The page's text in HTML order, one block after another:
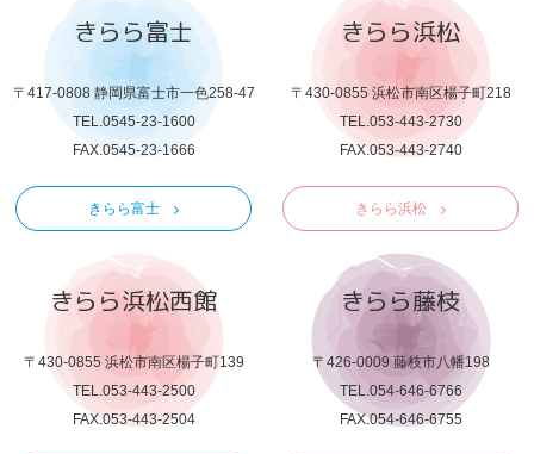
きらら富士
〒417-0808 静岡県富士市一色258-47
TEL.0545-23-1600
FAX.0545-23-1666
きらら富士
きらら浜松
〒430-0855 浜松市南区楊子町218
TEL.053-443-2730
FAX.053-443-2740
きらら浜松
きらら浜松西館
〒430-0855 浜松市南区楊子町139
TEL.053-443-2500
FAX.053-443-2504
きらら藤枝
〒426-0009 藤枝市八幡198
TEL.054-646-6766
FAX.054-646-6755